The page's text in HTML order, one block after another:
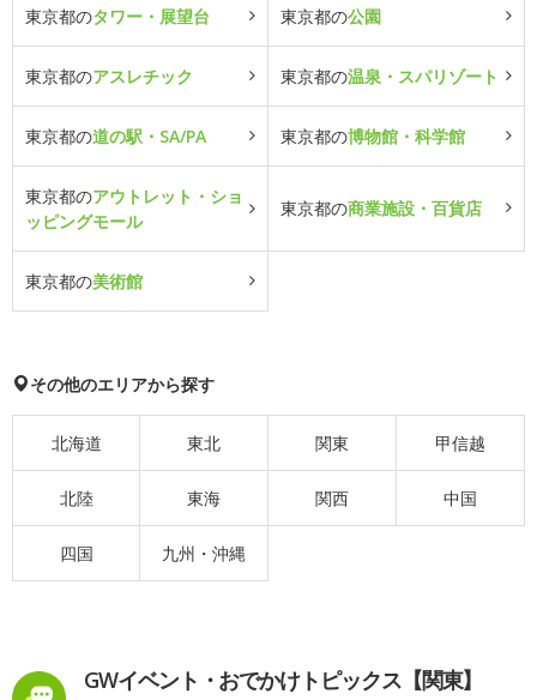
東京都のタワー・展望台 東京都の公園
東京都のアスレチック 東京都の温泉・スパリゾート
東京都の道の駅・SA/PA 東京都の博物館・科学館
東京都のアウトレット・ショ
ッピングモール
東京都の商業施設・百貨店
東京都の美術館
その他のエリアから探す
北海道 東北 関東 甲信越
北陸 東海 関西 中国
四国 九州・沖縄
GWイベント・おでかけトピックス【関東】